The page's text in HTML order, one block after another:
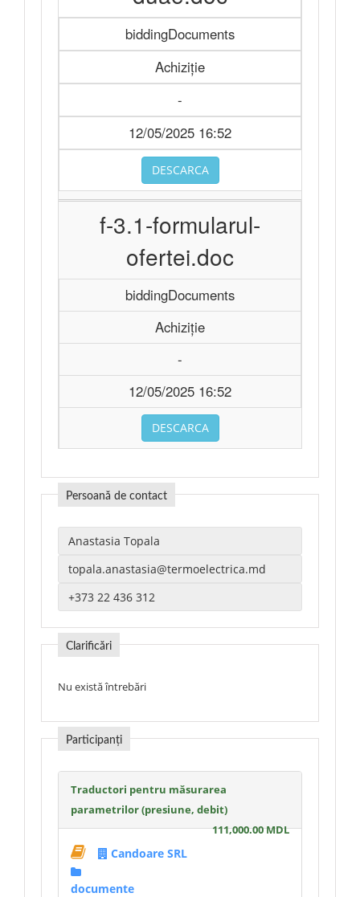
biddingDocuments
Achiziție
-
12/05/2025 16:52
DESCARCA
f-3.1-formularul-
ofertei.doc
biddingDocuments
Achiziție
-
12/05/2025 16:52
DESCARCA
Persoană de contact
Clarificări
Nu există întrebări
Participanți
Traductori pentru măsurarea
parametrilor (presiune, debit)
111,000.00 MDL
Candoare SRL
documente